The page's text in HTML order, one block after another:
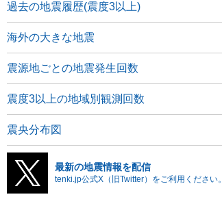
過去の地震履歴(震度3以上)
海外の大きな地震
震源地ごとの地震発生回数
震度3以上の地域別観測回数
震央分布図
最新の地震情報を配信
tenki.jp公式X（旧Twitter）をご利用ください。